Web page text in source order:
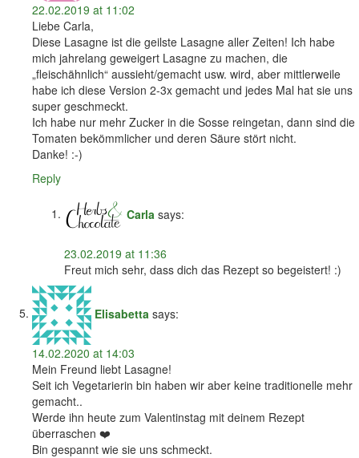
22.02.2019 at 11:02
Liebe Carla,
Diese Lasagne ist die geilste Lasagne aller Zeiten! Ich habe
mich jahrelang geweigert Lasagne zu machen, die
„fleischähnlich“ aussieht/gemacht usw. wird, aber mittlerweile
habe ich diese Version 2-3x gemacht und jedes Mal hat sie uns
super geschmeckt.
Ich habe nur mehr Zucker in die Sosse reingetan, dann sind die
Tomaten bekömmlicher und deren Säure stört nicht.
Danke! :-)
Reply
Carla says:
23.02.2019 at 11:36
Freut mich sehr, dass dich das Rezept so begeistert! :)
Elisabetta says:
14.02.2020 at 14:03
Mein Freund liebt Lasagne!
Seit ich Vegetarierin bin haben wir aber keine traditionelle mehr
gemacht..
Werde ihn heute zum Valentinstag mit deinem Rezept
überraschen ❤️
Bin gespannt wie sie uns schmeckt.